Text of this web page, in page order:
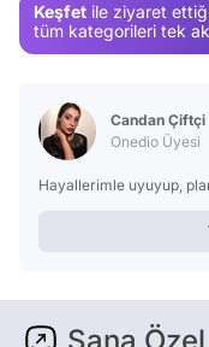
Keşfet ile ziyaret
tüm kategorileri tek
Candan Çiftçi
Onedio Üyesi
Hayallerimle uyuyup,